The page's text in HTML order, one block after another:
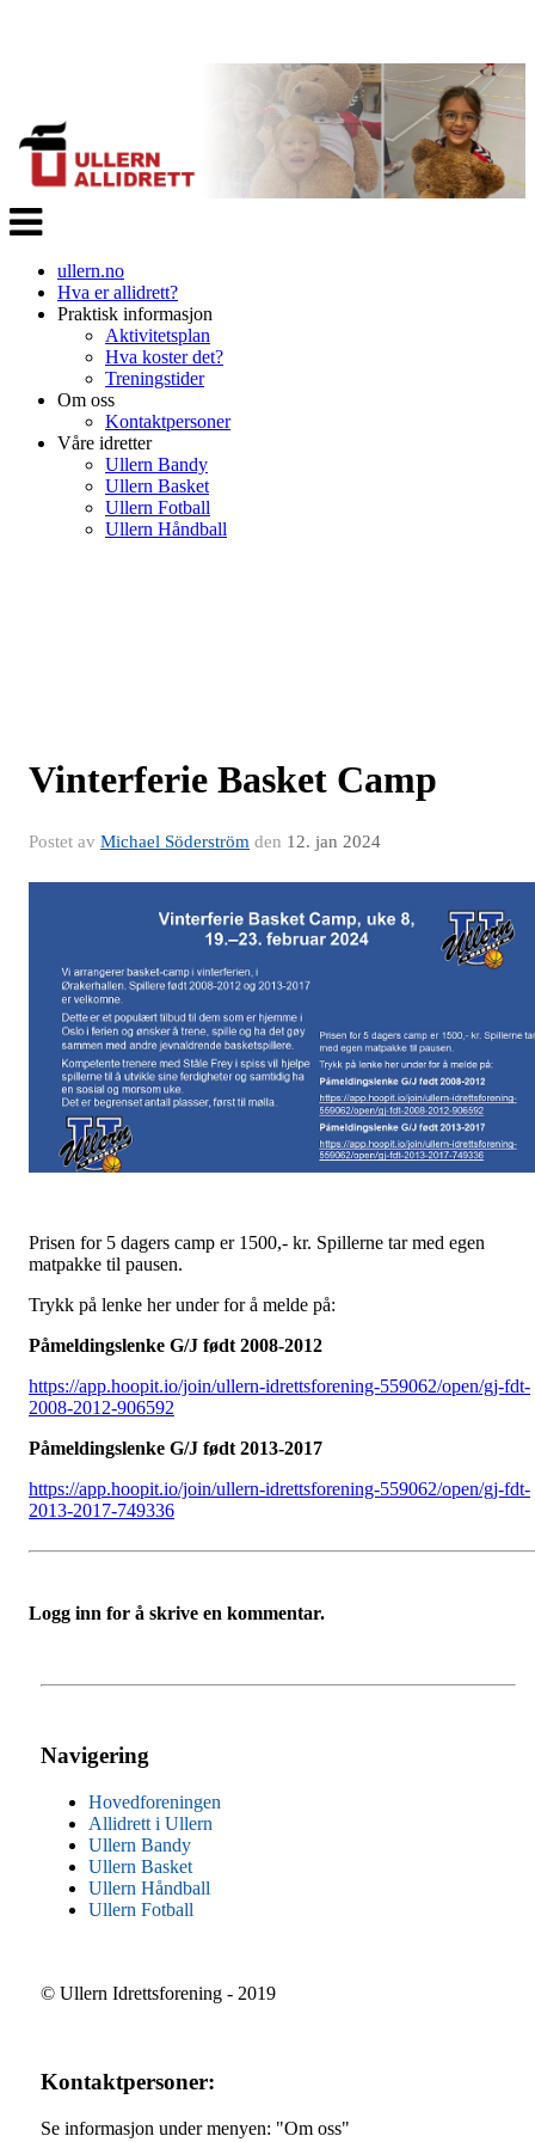
Veksle
navigasjon
ullern.no
Hva er allidrett?
Praktisk informasjon
Aktivitetsplan
Hva koster det?
Treningstider
Om oss
Kontaktpersoner
Våre idretter
Ullern Bandy
Ullern Basket
Ullern Fotball
Ullern Håndball
Vinterferie Basket Camp
Postet av Michael Söderström den 12. jan 2024
Prisen for 5 dagers camp er 1500,- kr. Spillerne tar med egen
matpakke til pausen.
Trykk på lenke her under for å melde på:
Påmeldingslenke G/J født 2008-2012
https://app.hoopit.io/join/ullern-idrettsforening-559062/open/gj-fdt-
2008-2012-906592
Påmeldingslenke G/J født 2013-2017
https://app.hoopit.io/join/ullern-idrettsforening-559062/open/gj-fdt-
2013-2017-749336
Logg inn for å skrive en kommentar.
Navigering
Hovedforeningen
Allidrett i Ullern
Ullern Bandy
Ullern Basket
Ullern Håndball
Ullern Fotball
© Ullern Idrettsforening - 2019
Kontaktpersoner:
Se informasjon under menyen: "Om oss"